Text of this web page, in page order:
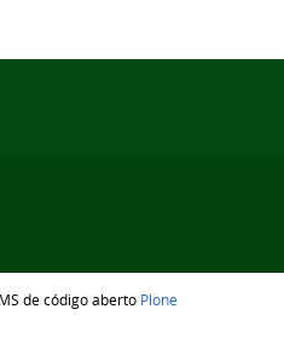
de código aberto Plone